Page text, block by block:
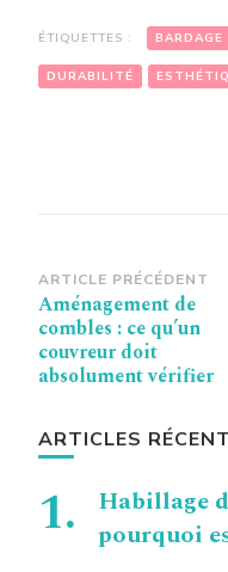
ÉTIQUETTES : BARDAGE
DURABILITÉ
Navigation
d’article
ARTICLE PRÉCÉDENT
Aménagement de
combles : ce qu’un
couvreur doit
absolument vérifier
ARTICLES
Habillage
pourquoi